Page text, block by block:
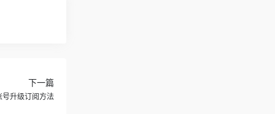
下一篇
升级订阅方法